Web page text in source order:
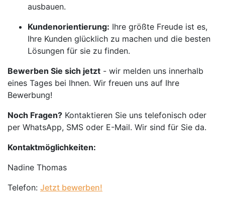
ausbauen.
Kundenorientierung: Ihre größte Freude ist es,
Ihre Kunden glücklich zu machen und die besten
Lösungen für sie zu finden.
Bewerben Sie sich jetzt - wir melden uns innerhalb
eines Tages bei Ihnen. Wir freuen uns auf Ihre
Bewerbung!
Noch Fragen? Kontaktieren Sie uns telefonisch oder
per WhatsApp, SMS oder E-Mail. Wir sind für Sie da.
Kontaktmöglichkeiten:
Nadine Thomas
Telefon: Jetzt bewerben!